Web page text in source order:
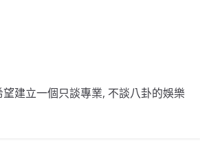
建立一個只談專業, 不談八卦的娛樂